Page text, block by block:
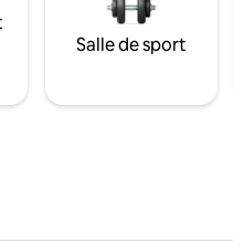
Salle de sport